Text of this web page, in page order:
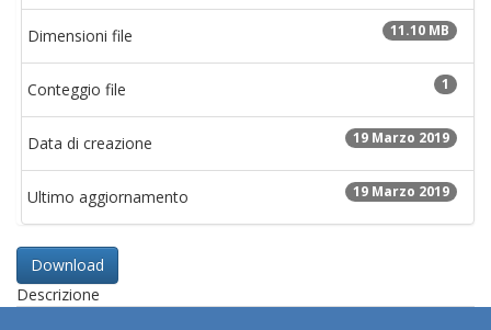
Dimensioni file 11.10 MB
Conteggio file 1
Data di creazione 19 Marzo 2019
Ultimo aggiornamento 19 Marzo 2019
Download
Descrizione